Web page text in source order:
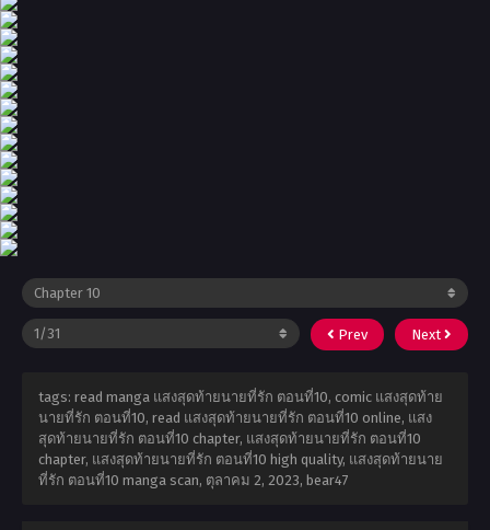
Prev Next
tags: read manga แสงสุดท้ายนายที่รัก ตอนที่10, comic แสงสุดท้าย
นายที่รัก ตอนที่10, read แสงสุดท้ายนายที่รัก ตอนที่10 online, แสง
สุดท้ายนายที่รัก ตอนที่10 chapter, แสงสุดท้ายนายที่รัก ตอนที่10
chapter, แสงสุดท้ายนายที่รัก ตอนที่10 high quality, แสงสุดท้ายนาย
ที่รัก ตอนที่10 manga scan, ตุลาคม 2, 2023, bear47